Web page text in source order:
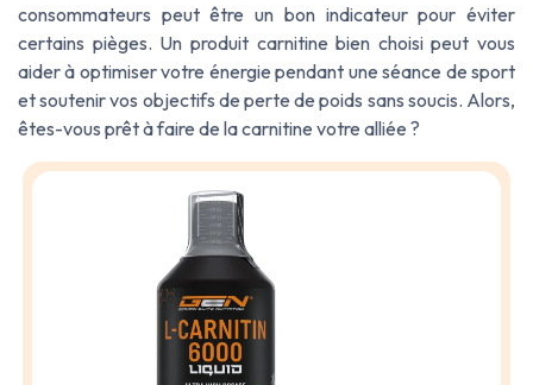
consommateurs peut être un bon indicateur pour éviter
certains pièges. Un produit carnitine bien choisi peut vous
aider à optimiser votre énergie pendant une séance de sport
et soutenir vos objectifs de perte de poids sans soucis. Alors,
êtes-vous prêt à faire de la carnitine votre alliée ?